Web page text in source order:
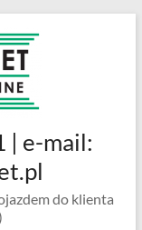
| e-mail:
do klienta